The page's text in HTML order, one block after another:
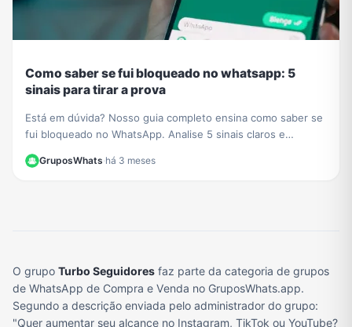
Como saber se fui bloqueado no whatsapp: 5
sinais para tirar a prova
Está em dúvida? Nosso guia completo ensina como saber se
fui bloqueado no WhatsApp. Analise 5 sinais claros e
GruposWhats·há 3 meses
O grupo Turbo Seguidores faz parte da categoria de grupos
de WhatsApp de Compra e Venda no GruposWhats.app.
Segundo a descrição enviada pelo administrador do grupo:
"Quer aumentar seu alcance no Instagram, TikTok ou YouTube?